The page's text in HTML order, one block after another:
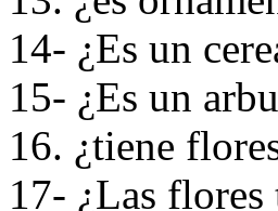
14- ¿Es un
15- ¿Es un
16. ¿tiene
17- ¿Las